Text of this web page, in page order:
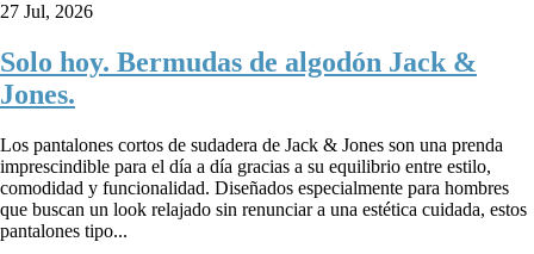
27 Jul, 2026
Solo hoy. Bermudas de algodón Jack &
Jones.
Los pantalones cortos de sudadera de Jack & Jones son una prenda
imprescindible para el día a día gracias a su equilibrio entre estilo,
comodidad y funcionalidad. Diseñados especialmente para hombres
que buscan un look relajado sin renunciar a una estética cuidada, estos
pantalones tipo...